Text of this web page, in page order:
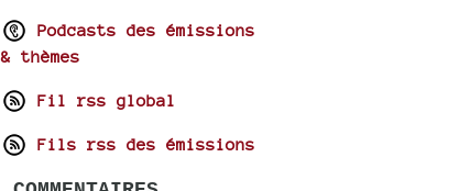
Podcasts des émissions
& thèmes
Fil rss global
Fils rss des émissions